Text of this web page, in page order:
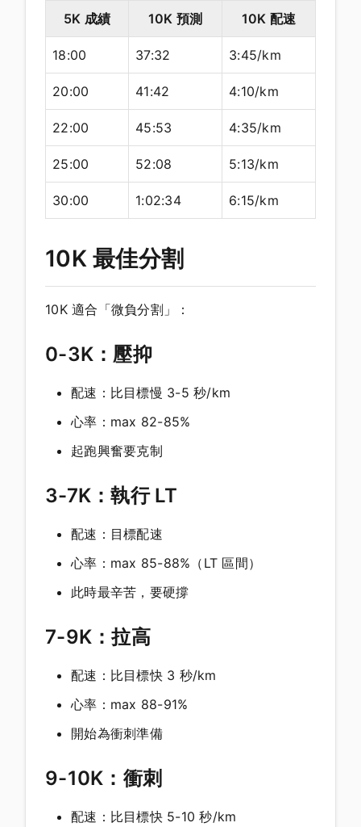
5K 成績 10K 預測 10K 配速
18:00 37:32 3:45/km
20:00 41:42 4:10/km
22:00 45:53 4:35/km
25:00 52:08 5:13/km
30:00 1:02:34 6:15/km
10K 最佳分割
10K 適合「微負分割」：
0-3K：壓抑
配速：比目標慢 3-5 秒/km
心率：max 82-85%
起跑興奮要克制
3-7K：執行 LT
配速：目標配速
心率：max 85-88%（LT 區間）
此時最辛苦，要硬撐
7-9K：拉高
配速：比目標快 3 秒/km
心率：max 88-91%
開始為衝刺準備
9-10K：衝刺
配速：比目標快 5-10 秒/km